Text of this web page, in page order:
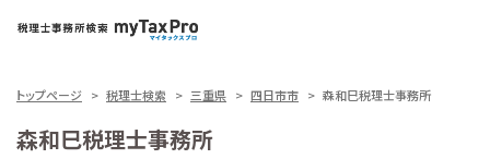
トップページ 税理士検索 三重県 四日市市 森和巳税理士事務所
森和巳税理士事務所